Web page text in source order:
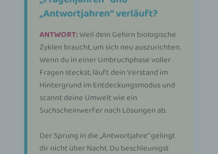
„Antwortjahren“ verläuft?
ANTWORT:Weil dein Gehirn biologische
Zyklen braucht, um sich neu auszurichten.
Wenn du in einer Umbruchphase voller
Fragen steckst, läuft dein Verstand im
Hintergrund im Entdeckungsmodus und
scannt deine Umwelt wie ein
Suchscheinwerfer nach Lösungen ab.
Der Sprung in die „Antwortjahre“ gelingt
dir nicht über Nacht. Du beschleunigst